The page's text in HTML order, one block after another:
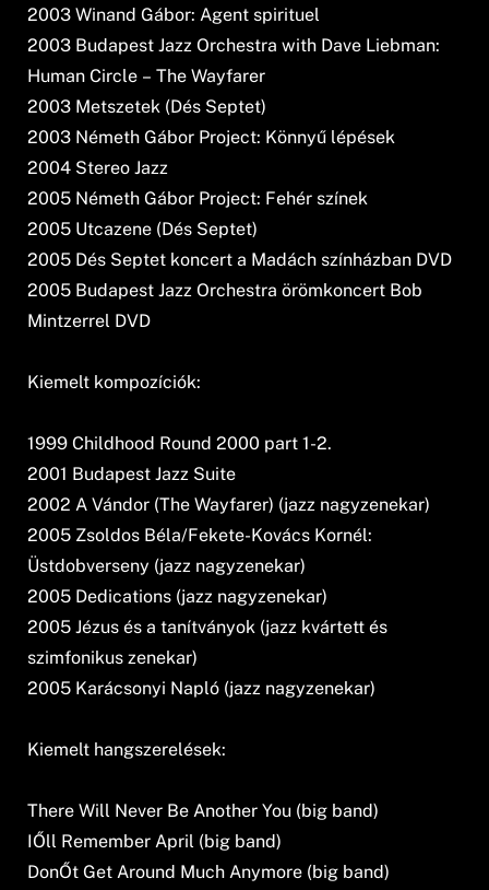
2003 Winand Gábor: Agent spirituel
2003 Budapest Jazz Orchestra with Dave Liebman:
Human Circle – The Wayfarer
2003 Metszetek (Dés Septet)
2003 Németh Gábor Project: Könnyű lépések
2004 Stereo Jazz
2005 Németh Gábor Project: Fehér színek
2005 Utcazene (Dés Septet)
2005 Dés Septet koncert a Madách színházban DVD
2005 Budapest Jazz Orchestra örömkoncert Bob
Mintzerrel DVD
Kiemelt kompozíciók:
1999 Childhood Round 2000 part 1-2.
2001 Budapest Jazz Suite
2002 A Vándor (The Wayfarer) (jazz nagyzenekar)
2005 Zsoldos Béla/Fekete-Kovács Kornél:
Üstdobverseny (jazz nagyzenekar)
2005 Dedications (jazz nagyzenekar)
2005 Jézus és a tanítványok (jazz kvártett és
szimfonikus zenekar)
2005 Karácsonyi Napló (jazz nagyzenekar)
Kiemelt hangszerelések:
There Will Never Be Another You (big band)
IŐll Remember April (big band)
DonŐt Get Around Much Anymore (big band)